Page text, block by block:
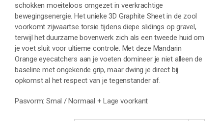
schokken moeiteloos omgezet in veerkrachtige
bewegingsenergie. Het unieke 3D Graphite Sheet in de zool
voorkomt zijwaartse torsie tijdens diepe slidings op gravel,
terwijl het duurzame bovenwerk zich als een tweede huid om
je voet sluit voor ultieme controle. Met deze Mandarin
Orange eyecatchers aan je voeten domineer je niet alleen de
baseline met ongekende grip, maar dwing je direct bij
opkomst al het respect van je tegenstander af.
Pasvorm: Smal / Normaal + Lage voorkant